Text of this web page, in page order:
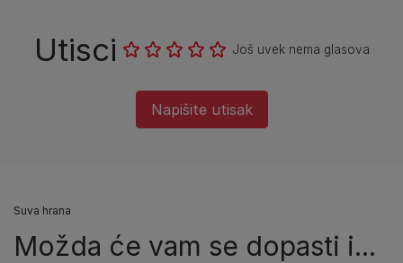
Utisci Još uvek nema glasova
Napišite utisak
Suva hrana
Možda će vam se dopasti i...